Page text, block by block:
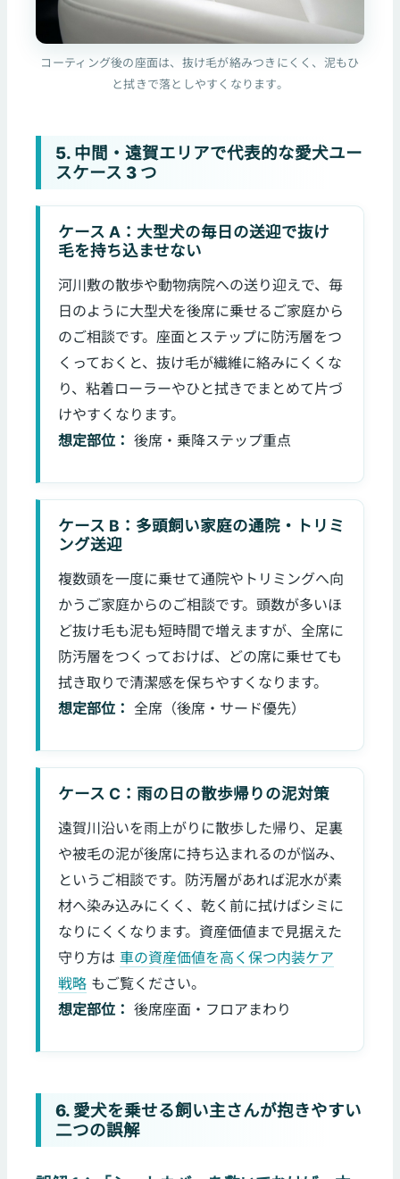
コーティング後の座面は、抜け毛が絡みつきにくく、泥もひ
と拭きで落としやすくなります。
5. 中間・遠賀エリアで代表的な愛犬ユー
スケース 3 つ
ケース A：大型犬の毎日の送迎で抜け
毛を持ち込ませない
河川敷の散歩や動物病院への送り迎えで、毎
日のように大型犬を後席に乗せるご家庭から
のご相談です。座面とステップに防汚層をつ
くっておくと、抜け毛が繊維に絡みにくくな
り、粘着ローラーやひと拭きでまとめて片づ
けやすくなります。
想定部位： 後席・乗降ステップ重点
ケース B：多頭飼い家庭の通院・トリミ
ング送迎
複数頭を一度に乗せて通院やトリミングへ向
かうご家庭からのご相談です。頭数が多いほ
ど抜け毛も泥も短時間で増えますが、全席に
防汚層をつくっておけば、どの席に乗せても
拭き取りで清潔感を保ちやすくなります。
想定部位： 全席（後席・サード優先）
ケース C：雨の日の散歩帰りの泥対策
遠賀川沿いを雨上がりに散歩した帰り、足裏
や被毛の泥が後席に持ち込まれるのが悩み、
というご相談です。防汚層があれば泥水が素
材へ染み込みにくく、乾く前に拭けばシミに
なりにくくなります。資産価値まで見据えた
守り方は車の資産価値を高く保つ内装ケア
戦略 もご覧ください。
想定部位： 後席座面・フロアまわり
6. 愛犬を乗せる飼い主さんが抱きやすい
二つの誤解